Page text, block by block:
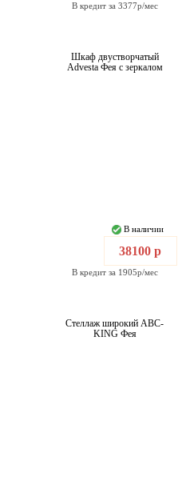
В кредит за 3377р/мес
Шкаф двустворчатый
Advesta Фея с зеркалом
В наличии
38100 р
В кредит за 1905р/мес
Стеллаж широкий ABC-
KING Фея